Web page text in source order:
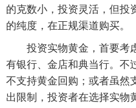
的克数小，投资灵活，但投
的纯度，在正规渠道购买。
投资实物黄金，首要考
有银行、金店和典当行。不
不支持黄金回购；或者虽然
出限制，投资者在选择实物